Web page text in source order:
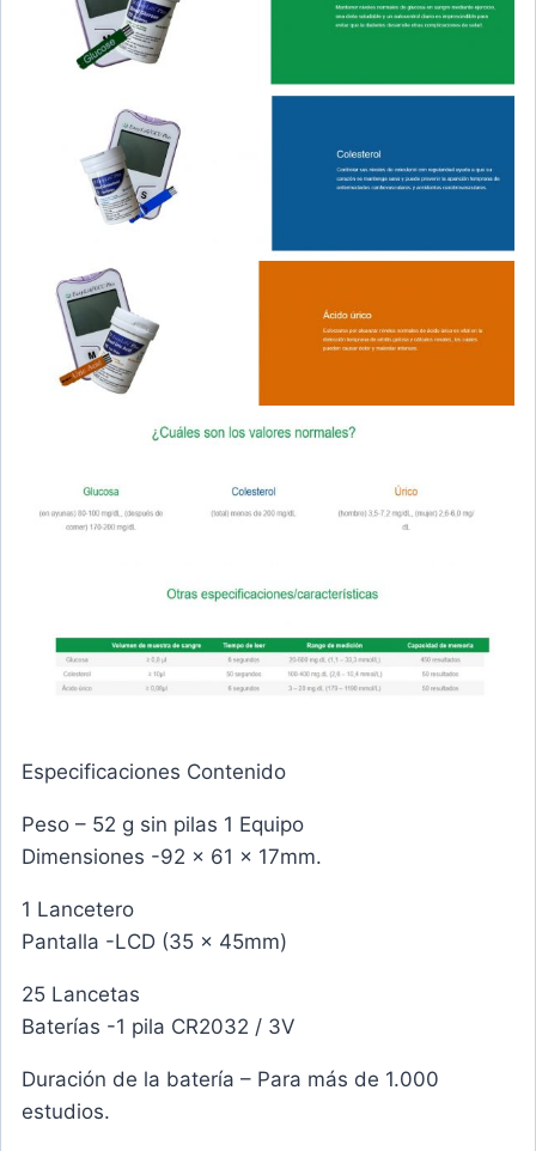
Especificaciones Contenido
Peso – 52 g sin pilas 1 Equipo
Dimensiones -92 x 61 x 17mm.
1 Lancetero
Pantalla -LCD (35 x 45mm)
25 Lancetas
Baterías -1 pila CR2032 / 3V
Duración de la batería – Para más de 1.000
estudios.